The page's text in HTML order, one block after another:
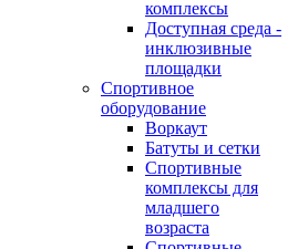
комплексы
Доступная среда -
инклюзивные
площадки
Спортивное
оборудование
Воркаут
Батуты и сетки
Спортивные
комплексы для
младшего
возраста